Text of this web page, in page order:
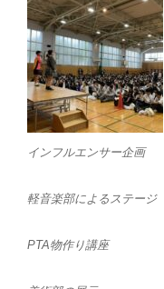
インフルエンサー企画
軽音楽部によるステージ
PTA物作り講座